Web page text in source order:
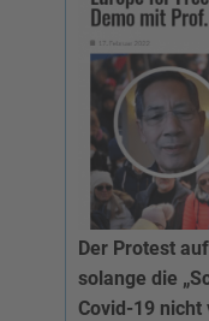
Der Protest
solange die
Covid-19